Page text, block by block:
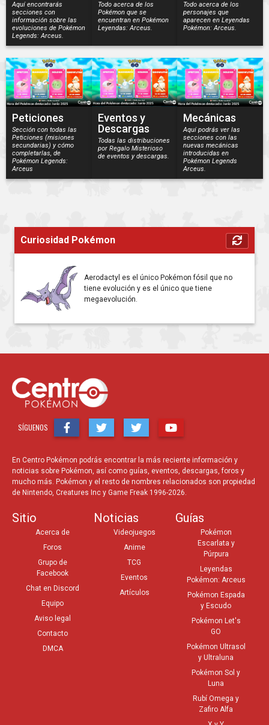
Aquí encontrarás
secciones con
información sobre las
evoluciones de Pokémon
Legends: Arceus.
Todo acerca de los
Pokémon que se
encuentran en Pokémon
Leyendas: Arceus.
Todo acerca de los
personajes que
aparecen en Leyendas
Pokémon: Arceus.
Peticiones
Sección con todas las
Peticiones (misiones
secundarias) y cómo
completarlas, de
Pokémon Legends:
Arceus
Eventos y
Descargas
Todas las distribuciones
por Regalo Misterioso
de eventos y descargas.
Mecánicas
Aquí podrás ver las
secciones con las
nuevas mecánicas
introducidas en
Pokémon Legends
Arceus.
Curiosidad Pokémon
Aerodactyl es el único Pokémon fósil que no
tiene evolución y es el único que tiene
megaevolución.
SÍGUENOS
En Centro Pokémon podrás encontrar la más reciente información y
noticias sobre Pokémon, así como guías, eventos, descargas, foros y
mucho más. Pokémon y el resto de nombres relacionados son propiedad
de Nintendo, Creatures Inc y Game Freak 1996-2026.
Sitio
Acerca de
Foros
Grupo de
Facebook
Chat en Discord
Equipo
Aviso legal
Contacto
DMCA
Noticias
Videojuegos
Anime
TCG
Eventos
Artículos
Guías
Pokémon
Escarlata y
Púrpura
Leyendas
Pokémon: Arceus
Pokémon Espada
y Escudo
Pokémon Let's
GO
Pokémon Ultrasol
y Ultraluna
Pokémon Sol y
Luna
Rubí Omega y
Zafiro Alfa